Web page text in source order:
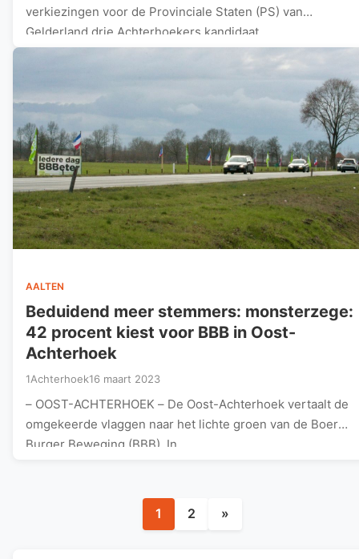
verkiezingen voor de Provinciale Staten (PS) van
Gelderland drie Achterhoekers kandidaat…
AALTEN
Beduidend meer stemmers: monsterzege:
42 procent kiest voor BBB in Oost-
Achterhoek
1Achterhoek16 maart 2023
– OOST-ACHTERHOEK – De Oost-Achterhoek vertaalt de
omgekeerde vlaggen naar het lichte groen van de Boer
Burger Beweging (BBB). In…
paginering
1 2 »